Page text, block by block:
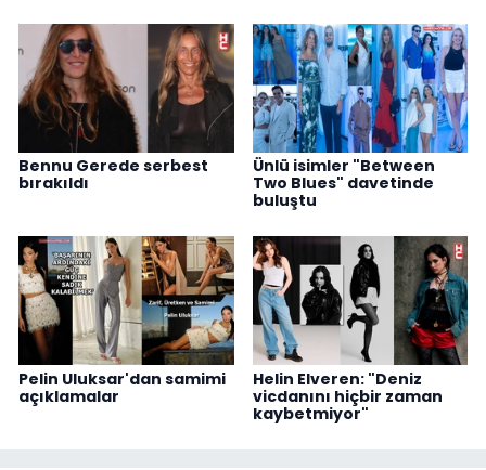
Bennu Gerede serbest
bırakıldı
Ünlü isimler "Between
Two Blues" davetinde
buluştu
Pelin Uluksar'dan samimi
açıklamalar
Helin Elveren: "Deniz
vicdanını hiçbir zaman
kaybetmiyor"